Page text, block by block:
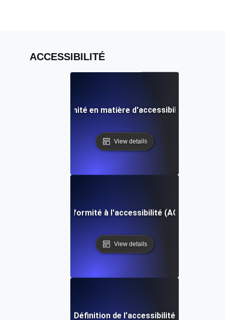
ACCESSIBILITÉ
Rapport de conformité en matière d'accessibilité (ACR)
View details
Tests de conformité à l'accessibilité (ACT) Définition
View details
Définition de l'accessibilité